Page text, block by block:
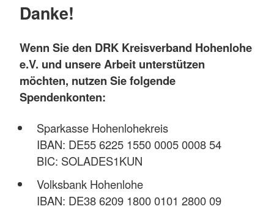
Danke!
Wenn Sie den DRK Kreisverband Hohenlohe
e.V. und unsere Arbeit unterstützen
möchten, nutzen Sie folgende
Spendenkonten:
Sparkasse Hohenlohekreis
IBAN: DE55 6225 1550 0005 0008 54
BIC: SOLADES1KUN
Volksbank Hohenlohe
IBAN: DE38 6209 1800 0101 2800 09